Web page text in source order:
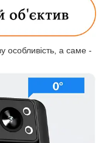
особливість, а саме -